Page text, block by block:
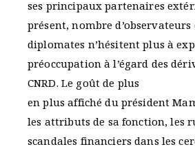
ses principaux partenaires
présent, nombre d’observateurs
diplomates n’hésitent plus à
préoccupation à l’égard des
CNRD. Le goût de plus
en plus affiché du président
les attributs de sa fonction, les
scandales financiers dans les